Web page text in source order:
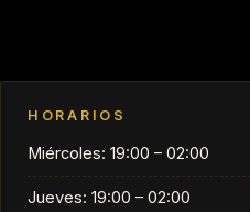
HORARIOS
Miércoles: 19:00 – 02:00
Jueves: 19:00 – 02:00